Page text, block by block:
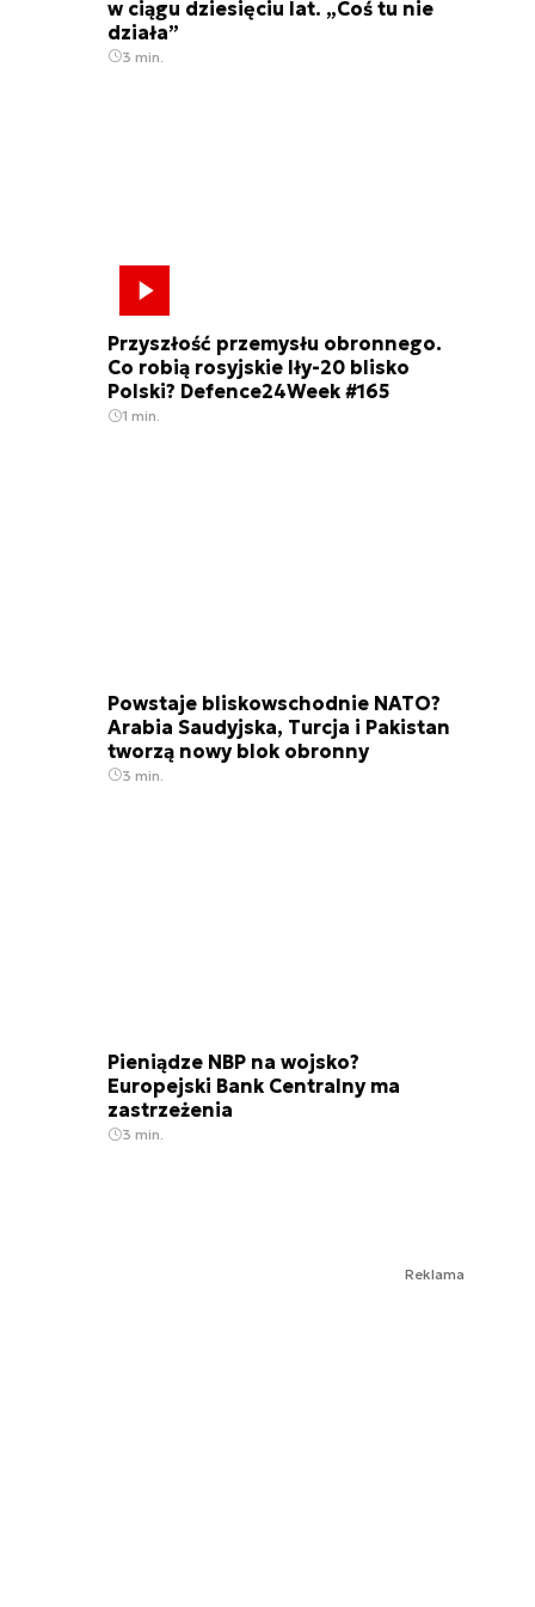
w ciągu dziesięciu lat. „Coś tu nie
działa”
3 min.
Przyszłość przemysłu obronnego.
Co robią rosyjskie Iły-20 blisko
Polski? Defence24Week #165
1 min.
Powstaje bliskowschodnie NATO?
Arabia Saudyjska, Turcja i Pakistan
tworzą nowy blok obronny
3 min.
Pieniądze NBP na wojsko?
Europejski Bank Centralny ma
zastrzeżenia
3 min.
Reklama